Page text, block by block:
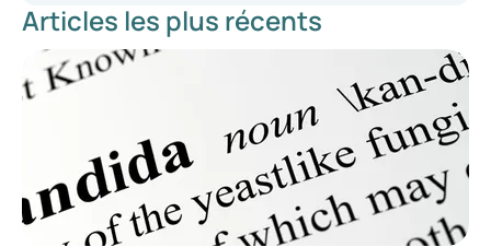
We veranderen de blik op de gezondheid van mannen -
Movemberr
TrueNTH | Prostate Cancer UK
Ahead of the game protocol: a multi-component,
community sport-based program targeting prevention,
promotion and early intervention for mental health among
adolescent males | BMC Public Health | Full Text
(biomedcentral.com)
Articles les plus récents